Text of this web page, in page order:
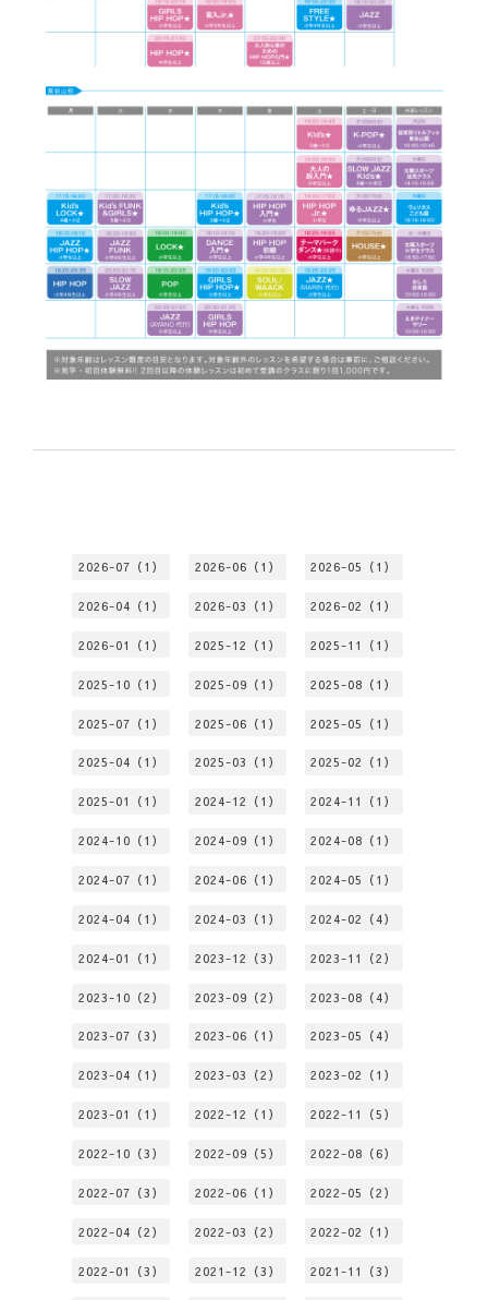
2026-07（1） 2026-06（1） 2026-05（1）
2026-04（1） 2026-03（1） 2026-02（1）
2026-01（1） 2025-12（1） 2025-11（1）
2025-10（1） 2025-09（1） 2025-08（1）
2025-07（1） 2025-06（1） 2025-05（1）
2025-04（1） 2025-03（1） 2025-02（1）
2025-01（1） 2024-12（1） 2024-11（1）
2024-10（1） 2024-09（1） 2024-08（1）
2024-07（1） 2024-06（1） 2024-05（1）
2024-04（1） 2024-03（1） 2024-02（4）
2024-01（1） 2023-12（3） 2023-11（2）
2023-10（2） 2023-09（2） 2023-08（4）
2023-07（3） 2023-06（1） 2023-05（4）
2023-04（1） 2023-03（2） 2023-02（1）
2023-01（1） 2022-12（1） 2022-11（5）
2022-10（3） 2022-09（5） 2022-08（6）
2022-07（3） 2022-06（1） 2022-05（2）
2022-04（2） 2022-03（2） 2022-02（1）
2022-01（3） 2021-12（3） 2021-11（3）